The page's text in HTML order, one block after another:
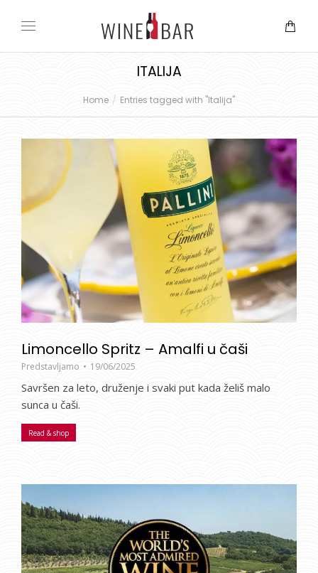
ITALIJA
You are here:Home Entries tagged with "Italija"
Limoncello Spritz – Amalfi u čaši
Predstavljamo 19/06/2025
Savršen za leto, druženje i svaki put kada želiš malo
sunca u čaši.
Read & shop